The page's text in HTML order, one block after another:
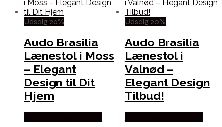
Udsalg 20%
Audo Brasilia
Lænestol i Moss
– Elegant
Design til Dit
Hjem
Udsalg 20%
Audo Brasilia
Lænestol i
Valnød –
Elegant Design
Tilbud!